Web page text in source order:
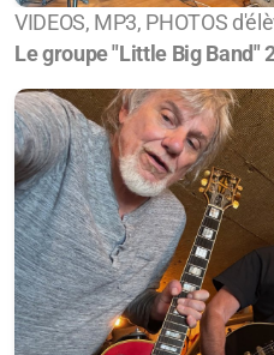
VIDEOS, MP3, PHOTOS
Le groupe "Little Big Band"